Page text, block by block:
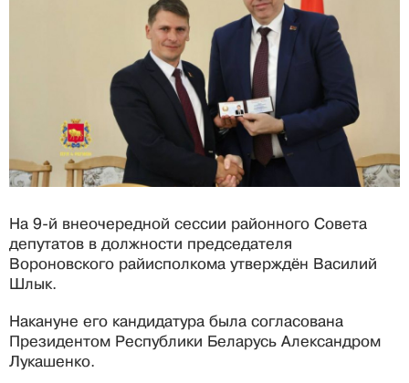
На 9-й внеочередной сессии районного Совета
депутатов в должности председателя
Вороновского райисполкома утверждён Василий
Шлык.
Накануне его кандидатура была согласована
Президентом Республики Беларусь Александром
Лукашенко.